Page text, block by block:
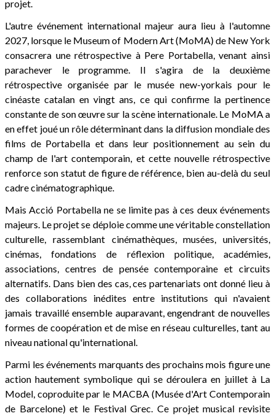
projet.
L'autre événement international majeur aura lieu à l'automne
2027, lorsque le Museum of Modern Art (MoMA) de New York
consacrera une rétrospective à Pere Portabella, venant ainsi
parachever le programme. Il s'agira de la deuxième
rétrospective organisée par le musée new-yorkais pour le
cinéaste catalan en vingt ans, ce qui confirme la pertinence
constante de son œuvre sur la scène internationale. Le MoMA a
en effet joué un rôle déterminant dans la diffusion mondiale des
films de Portabella et dans leur positionnement au sein du
champ de l'art contemporain, et cette nouvelle rétrospective
renforce son statut de figure de référence, bien au-delà du seul
cadre cinématographique.
Mais Acció Portabella ne se limite pas à ces deux événements
majeurs. Le projet se déploie comme une véritable constellation
culturelle, rassemblant cinémathèques, musées, universités,
cinémas, fondations de réflexion politique, académies,
associations, centres de pensée contemporaine et circuits
alternatifs. Dans bien des cas, ces partenariats ont donné lieu à
des collaborations inédites entre institutions qui n'avaient
jamais travaillé ensemble auparavant, engendrant de nouvelles
formes de coopération et de mise en réseau culturelles, tant au
niveau national qu'international.
Parmi les événements marquants des prochains mois figure une
action hautement symbolique qui se déroulera en juillet à La
Model, coproduite par le MACBA (Musée d'Art Contemporain
de Barcelone) et le Festival Grec. Ce projet musical revisite